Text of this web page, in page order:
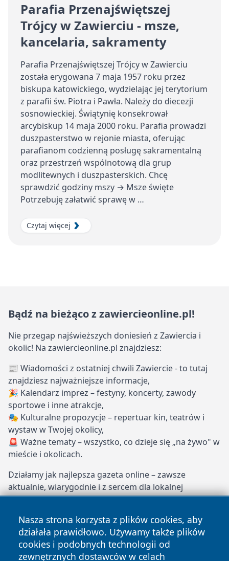
Parafia Przenajświętszej
Trójcy w Zawierciu - msze,
kancelaria, sakramenty
Parafia Przenajświętszej Trójcy w Zawierciu
została erygowana 7 maja 1957 roku przez
biskupa katowickiego, wydzielając jej terytorium
z parafii św. Piotra i Pawła. Należy do diecezji
sosnowieckiej. Świątynię konsekrował
arcybiskup 14 maja 2000 roku. Parafia prowadzi
duszpasterstwo w rejonie miasta, oferując
parafianom codzienną posługę sakramentalną
oraz przestrzeń wspólnotową dla grup
modlitewnych i duszpasterskich. Chcę
sprawdzić godziny mszy → Msze święte
Potrzebuję załatwić sprawę w …
Czytaj więcej
Nasza strona korzysta z plików cookies, aby
działała prawidłowo. Używamy także plików
cookies i podobnych technologii od
zewnętrznych dostawców w celach
Bądź na bieżąco z zawiercieonline.pl!
Nie przegap najświeższych doniesień z Zawiercia i
okolic! Na zawiercieonline.pl znajdziesz:
📰 Wiadomości z ostatniej chwili Zawiercie - to tutaj
znajdziesz najważniejsze informacje,
🎉 Kalendarz imprez – festyny, koncerty, zawody
sportowe i inne atrakcje,
🎭 Kulturalne propozycje – repertuar kin, teatrów i
wystaw w Twojej okolicy,
🚨 Ważne tematy – wszystko, co dzieje się „na żywo" w
mieście i okolicach.
Działamy jak najlepsza gazeta online – zawsze
aktualnie, wiarygodnie i z sercem dla lokalnej
społeczności. Dołącz do naszych stałych czytelników i
zawiercieonline.pl – Twoje miejskie oko i ucho!
Copyright © 2026 zawiercieonline.pl Wszystkie prawa